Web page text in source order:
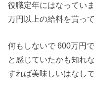
役職定年にはなってい
万円以上の給料を貰っ
何もしないで 600万円
と感じていたかも知れ
すれば美味しいはなし